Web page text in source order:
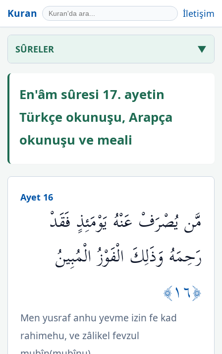
Kuran İletişim
SÛRELER ▼
En'âm sûresi 17. ayetin
Türkçe okunuşu, Arapça
okunuşu ve meali
Ayet 16
مَّن يُصْرَفْ عَنْهُ يَوْمَئِذٍ فَقَدْ
رَحِمَهُ وَذَلِكَ الْفَوْزُ الْمُبِينُ
﴿١٦﴾
Men yusraf anhu yevme izin fe kad
rahimehu, ve zâlikel fevzul